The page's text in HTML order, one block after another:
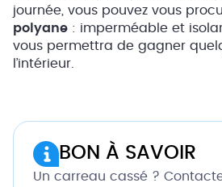
journée, vous pouvez vous
polyane : imperméable et
vous permettra de gagner
l’intérieur.
BON À SAVOIR
Un carreau cassé ?